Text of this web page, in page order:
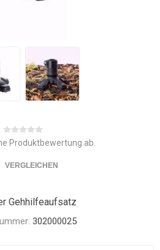
Produktbewertung ab.
VERGLEICHEN
Gehhilfeaufsatz
302000025